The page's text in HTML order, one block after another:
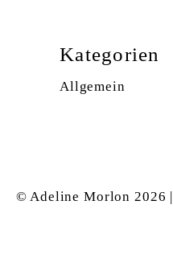
Kategorien
Allgemein
© Adeline Morlon 2026 |